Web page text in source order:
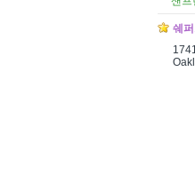
쉐